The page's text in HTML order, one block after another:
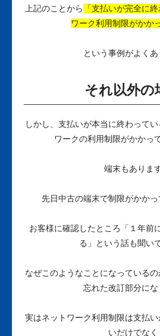
上記のことから
「支払いが完全に
ワーク利用制限がかか
という事例がよくあ
それ以外の
しかし、支払いが本当に終わって
ワークの利用制限がかかっ
端末もありま
先日中古の端末で制限がかかっ
お客様に確認したところ「１年前
る」という話も聞い
なぜこのようなことになっている
忘れた改訂部分にな
実はネットワーク利用制限は支払
いだけでなく